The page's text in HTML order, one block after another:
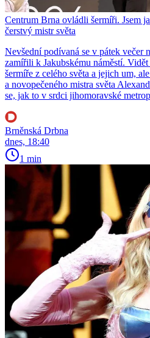
Centrum Brna ovládli šermíři. Jsem
čerstvý mistr světa
Nevšední podívaná se v pátek večer
zamířili k Jakubskému náměstí.
šermíře z celého světa a jejich um,
a novopečeného mistra světa
se, jak to v srdci jihomoravské
Brněnská Drbna
dnes, 18:40
1 min